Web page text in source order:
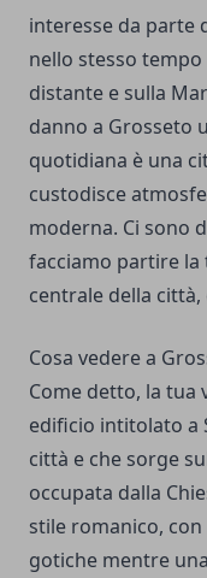
interesse da parte
nello stesso
distante e sulla
danno a Grosseto
quotidiana è una
custodisce
moderna. Ci sono
facciamo partire la
centrale della città,
Cosa vedere a
Come detto, la tua
edificio intitolato a
città e che sorge
occupata dalla
stile romanico,
gotiche mentre